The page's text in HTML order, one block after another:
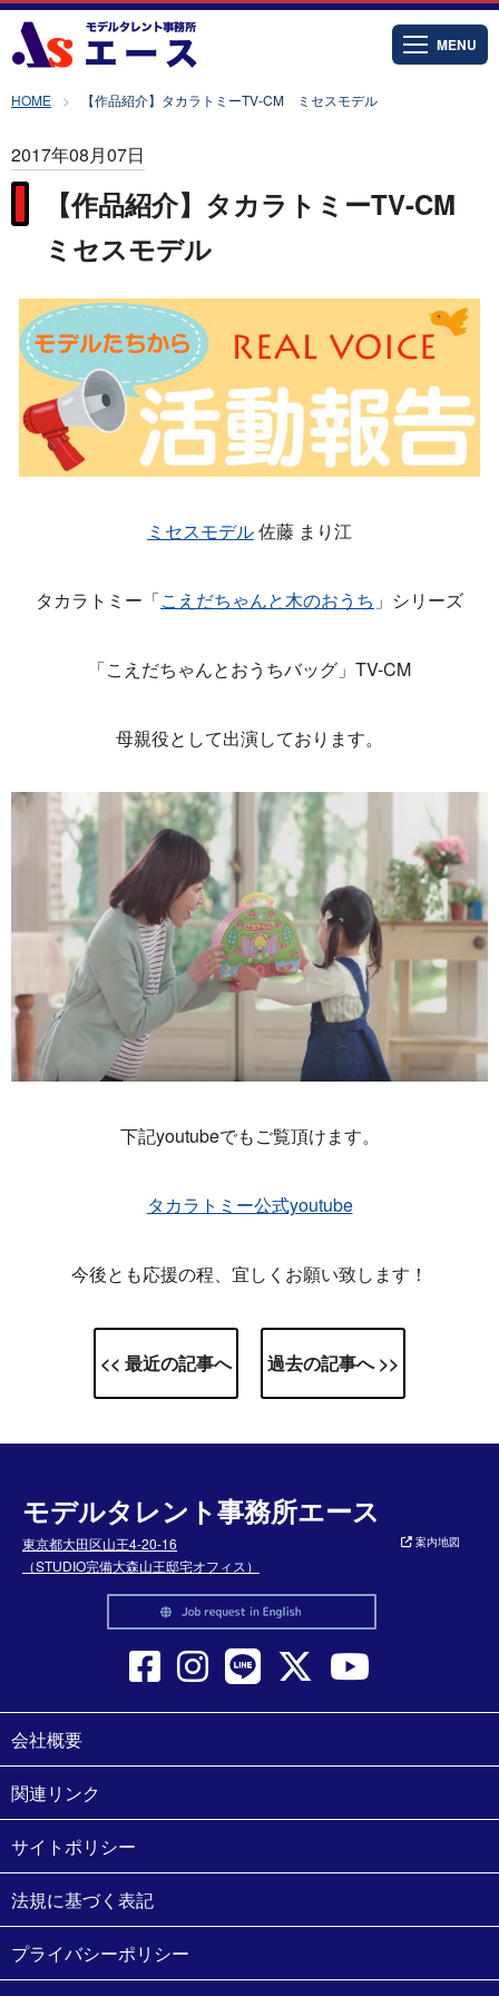
MENU
HOME 【作品紹介】タカラトミーTV-CM ミセスモデル
2017年08月07日
【作品紹介】タカラトミーTV-CM
ミセスモデル
ミセスモデル佐藤 まり江
タカラトミー「こえだちゃんと木のおうち 」シリーズ
「こえだちゃんとおうちバッグ」TV-CM
母親役として出演しております。
下記youtubeでもご覧頂けます。
タカラトミー公式youtube
今後とも応援の程、宜しくお願い致します！
<< 最近の記事へ 過去の記事へ >>
モデルタレント事務所エース
東京都大田区山王4-20-16
（STUDIO完備大森山王邸宅オフィス）
案内地図
会社概要
関連リンク
サイトポリシー
法規に基づく表記
プライバシーポリシー